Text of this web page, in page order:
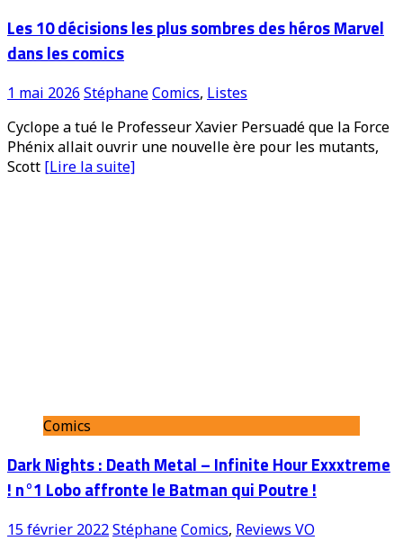
Les 10 décisions les plus sombres des héros Marvel
dans les comics
1 mai 2026 StéphaneComics, Listes
Cyclope a tué le Professeur Xavier Persuadé que la Force
Phénix allait ouvrir une nouvelle ère pour les mutants,
Scott [Lire la suite]
Comics
Dark Nights : Death Metal – Infinite Hour Exxxtreme
! n°1 Lobo affronte le Batman qui Poutre !
15 février 2022StéphaneComics, Reviews VO